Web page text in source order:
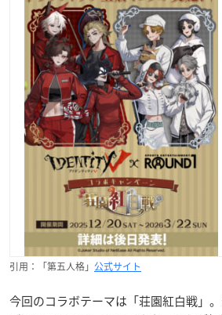
引用：「第五人格」 公式サイト
今回のコラボテーマは「荘園紅白戦」